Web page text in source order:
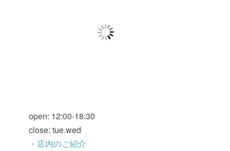
open: 12:00-18:30
close: tue.wed
・店内のご紹介